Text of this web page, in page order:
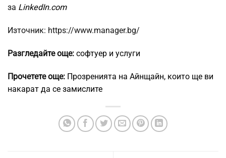
за LinkedIn.com
Източник: https://www.manager.bg/
Разгледайте още: софтуер и услуги
Прочетете още: Прозренията на Айнщайн, които ще ви
накарат да се замислите